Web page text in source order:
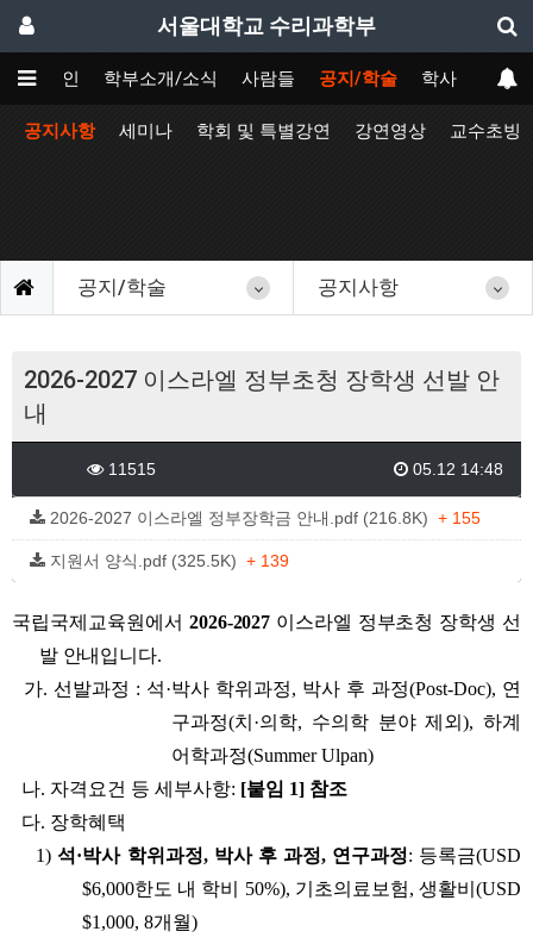
서울대학교 수리과학부
메인 학부소개/소식 사람들 공지/학술 학사
공지사항 세미나 학회 및 특별강연 강연영상 교수초빙
공지/학술 공지사항
2026-2027 이스라엘 정부초청 장학생 선발 안
내
11515 05.12 14:48
2026-2027 이스라엘 정부장학금 안내.pdf (216.8K) + 155
지원서 양식.pdf (325.5K) + 139
국립국제교육원에서2026-2027 이스라엘 정부초청 장학생 선
발 안내입니다.
가. 선발과정 : 석·박사 학위과정, 박사 후 과정(Post-Doc), 연
구과정(치·의학, 수의학 분야 제외), 하계
어학과정(Summer Ulpan)
나. 자격요건 등 세부사항: [붙임 1] 참조
다. 장학혜택
1)석·박사 학위과정, 박사 후 과정, 연구과정: 등록금(USD
$6,000한도 내 학비 50%), 기초의료보험, 생활비(USD
$1,000, 8개월)